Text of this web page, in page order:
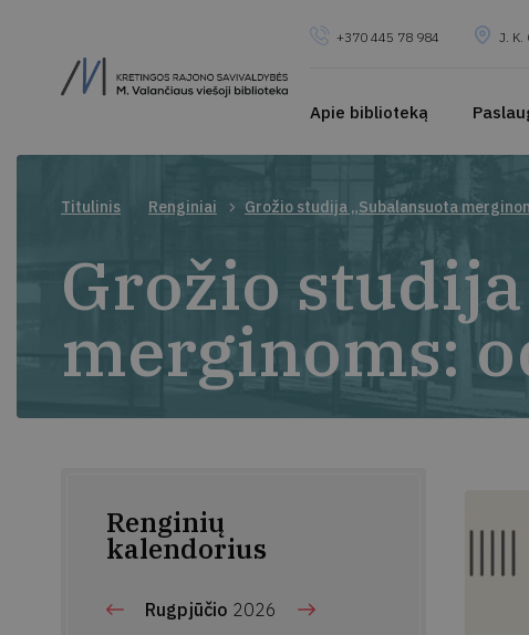
+370 445 78 984 J. K.
Apie biblioteką
Titulinis Renginiai Grožio studija „Subalansuota
Grožio
merginoms:
Renginių
kalendorius
Rugpjūčio 2026